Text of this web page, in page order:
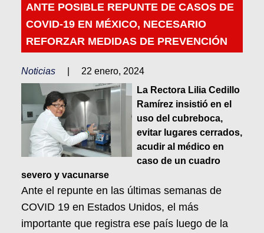
ANTE POSIBLE REPUNTE DE CASOS DE
COVID-19 EN MÉXICO, NECESARIO
REFORZAR MEDIDAS DE PREVENCIÓN
Noticias
22 enero, 2024
La Rectora Lilia Cedillo
Ramírez insistió en el
uso del cubreboca,
evitar lugares cerrados,
acudir al médico en
caso de un cuadro
severo y vacunarse
Ante el repunte en las últimas semanas de
COVID 19 en Estados Unidos, el más
importante que registra ese país luego de la